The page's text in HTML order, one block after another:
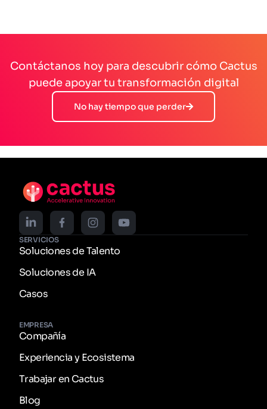
Contáctanos hoy para descubrir cómo Cactus
puede apoyar tu transformación digital
No hay tiempo que perder
SERVICIOS
Soluciones de Talento
Soluciones de IA
Casos
EMPRESA
Compañía
Experiencia y Ecosistema
Trabajar en Cactus
Blog